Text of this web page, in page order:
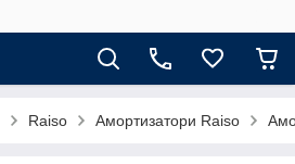
Raiso Амортизатори Raiso